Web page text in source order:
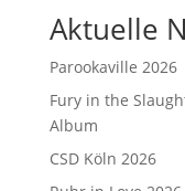
Aktuelle
Parookaville 2026
Fury in the
Album
CSD Köln 2026